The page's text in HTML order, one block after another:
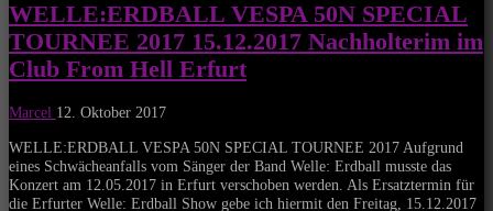
WELLE:ERDBALL VESPA 50N SPECIAL
TOURNEE 2017 15.12.2017 Nachholterim im
Club From Hell Erfurt
Marcel 12. Oktober 2017
WELLE:ERDBALL VESPA 50N SPECIAL TOURNEE 2017 Aufgrund
eines Schwächeanfalls vom Sänger der Band Welle: Erdball musste das
Konzert am 12.05.2017 in Erfurt verschoben werden. Als Ersatztermin für
die Erfurter Welle: Erdball Show gebe ich hiermit den Freitag, 15.12.2017